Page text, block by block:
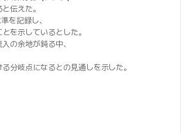
伝えた。
を記録し、
を示しているとした。
の余地が鈍る中、
分岐点になるとの見通しを示した。